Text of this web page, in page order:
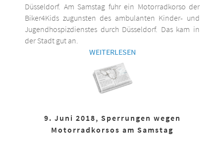
Düsseldorf. Am Samstag fuhr ein Motorradkorso der
Biker4Kids zugunsten des ambulanten Kinder- und
Jugendhospizdienstes durch Düsseldorf. Das kam in
der Stadt gut an.
WEITERLESEN
9. Juni 2018, Sperrungen wegen
Motorradkorsos am Samstag